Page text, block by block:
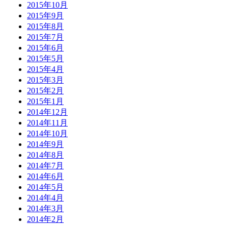
2015年10月
2015年9月
2015年8月
2015年7月
2015年6月
2015年5月
2015年4月
2015年3月
2015年2月
2015年1月
2014年12月
2014年11月
2014年10月
2014年9月
2014年8月
2014年7月
2014年6月
2014年5月
2014年4月
2014年3月
2014年2月